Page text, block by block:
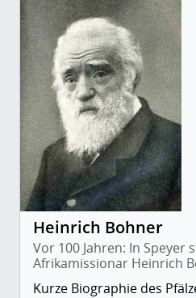
Heinrich Bohner
Vor 100 Jahren: In Speyer
Afrikamissionar Heinrich
Kurze Biographie des